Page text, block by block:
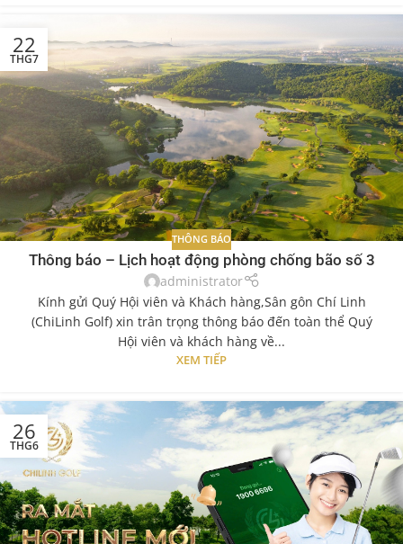
22
THG7
THÔNG BÁO
Thông báo – Lịch hoạt động phòng chống bão số 3
administrator
Kính gửi Quý Hội viên và Khách hàng,Sân gôn Chí Linh
(ChiLinh Golf) xin trân trọng thông báo đến toàn thể Quý
Hội viên và khách hàng về...
XEM TIẾP
26
THG6